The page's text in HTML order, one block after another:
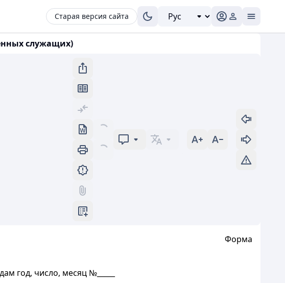
Старая версия сайта
служащих)
Форма
год, число, месяц №_____